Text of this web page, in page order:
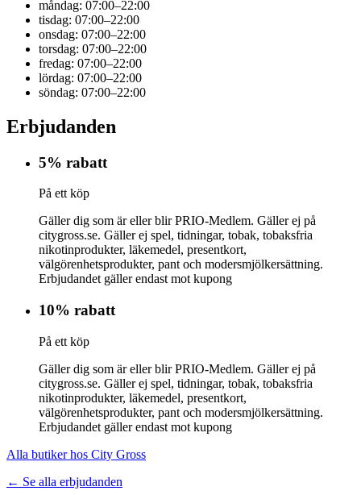
måndag: 07:00–22:00
tisdag: 07:00–22:00
onsdag: 07:00–22:00
torsdag: 07:00–22:00
fredag: 07:00–22:00
lördag: 07:00–22:00
söndag: 07:00–22:00
Erbjudanden
5% rabatt
På ett köp
Gäller dig som är eller blir PRIO-Medlem. Gäller ej på
citygross.se. Gäller ej spel, tidningar, tobak, tobaksfria
nikotinprodukter, läkemedel, presentkort,
välgörenhetsprodukter, pant och modersmjölkersättning.
Erbjudandet gäller endast mot kupong
10% rabatt
På ett köp
Gäller dig som är eller blir PRIO-Medlem. Gäller ej på
citygross.se. Gäller ej spel, tidningar, tobak, tobaksfria
nikotinprodukter, läkemedel, presentkort,
välgörenhetsprodukter, pant och modersmjölkersättning.
Erbjudandet gäller endast mot kupong
Alla butiker hos City Gross
← Se alla erbjudanden